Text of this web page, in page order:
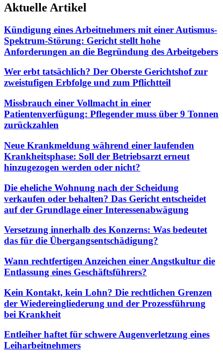
Aktuelle Artikel
Kündigung eines Arbeitnehmers mit einer Autismus-
Spektrum-Störung: Gericht stellt hohe
Anforderungen an die Begründung des Arbeitgebers
Wer erbt tatsächlich? Der Oberste Gerichtshof zur
zweistufigen Erbfolge und zum Pflichtteil
Missbrauch einer Vollmacht in einer
Patientenverfügung: Pflegender muss über 9 Tonnen
zurückzahlen
Neue Krankmeldung während einer laufenden
Krankheitsphase: Soll der Betriebsarzt erneut
hinzugezogen werden oder nicht?
Die eheliche Wohnung nach der Scheidung
verkaufen oder behalten? Das Gericht entscheidet
auf der Grundlage einer Interessenabwägung
Versetzung innerhalb des Konzerns: Was bedeutet
das für die Übergangsentschädigung?
Wann rechtfertigen Anzeichen einer Angstkultur die
Entlassung eines Geschäftsführers?
Kein Kontakt, kein Lohn? Die rechtlichen Grenzen
der Wiedereingliederung und der Prozessführung
bei Krankheit
Entleiher haftet für schwere Augenverletzung eines
Leiharbeitnehmers